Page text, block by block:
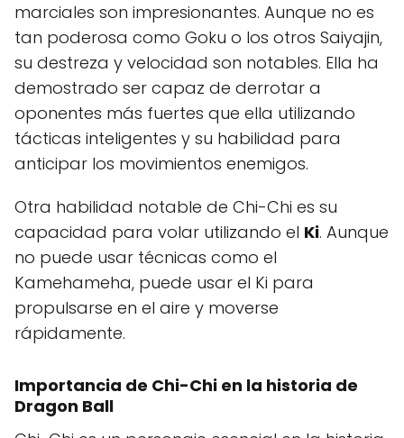
marciales son impresionantes. Aunque no es
tan poderosa como Goku o los otros Saiyajin,
su destreza y velocidad son notables. Ella ha
demostrado ser capaz de derrotar a
oponentes más fuertes que ella utilizando
tácticas inteligentes y su habilidad para
anticipar los movimientos enemigos.
Otra habilidad notable de Chi-Chi es su
capacidad para volar utilizando el Ki. Aunque
no puede usar técnicas como el
Kamehameha, puede usar el Ki para
propulsarse en el aire y moverse
rápidamente.
Importancia de Chi-Chi en la historia de
Dragon Ball